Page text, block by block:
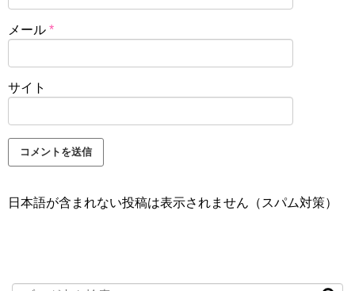
メール *
サイト
日本語が含まれない投稿は表示されません（スパム対策）